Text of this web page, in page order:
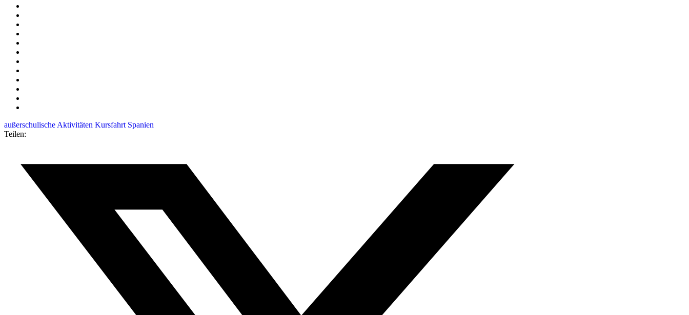
außerschulische Aktivitäten Kursfahrt Spanien
Teilen: